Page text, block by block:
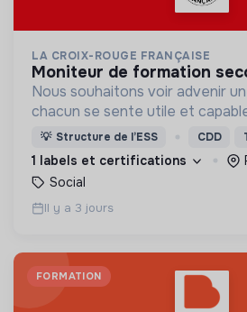
LA CROIX-ROUGE FRANÇAISE
moniteur de formation
Nous souhaitons voir advenir
chacun se sente utile et
nous proposons des moyens et
d’engagement innovants et
💡 Structure de l’ESS CDD
1 labels et certifications
Social
Il y a 3 jours
FORMATION